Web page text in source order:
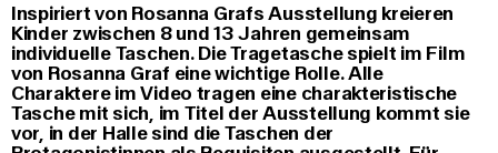
Inspiriert von Rosanna Grafs Ausstellung kreieren
Kinder zwischen 8 und 13 Jahren gemeinsam
individuelle Taschen. Die Tragetasche spielt im Film
von Rosanna Graf eine wichtige Rolle. Alle
Charaktere im Video tragen eine charakteristische
Tasche mit sich, im Titel der Ausstellung kommt sie
vor, in der Halle sind die Taschen der